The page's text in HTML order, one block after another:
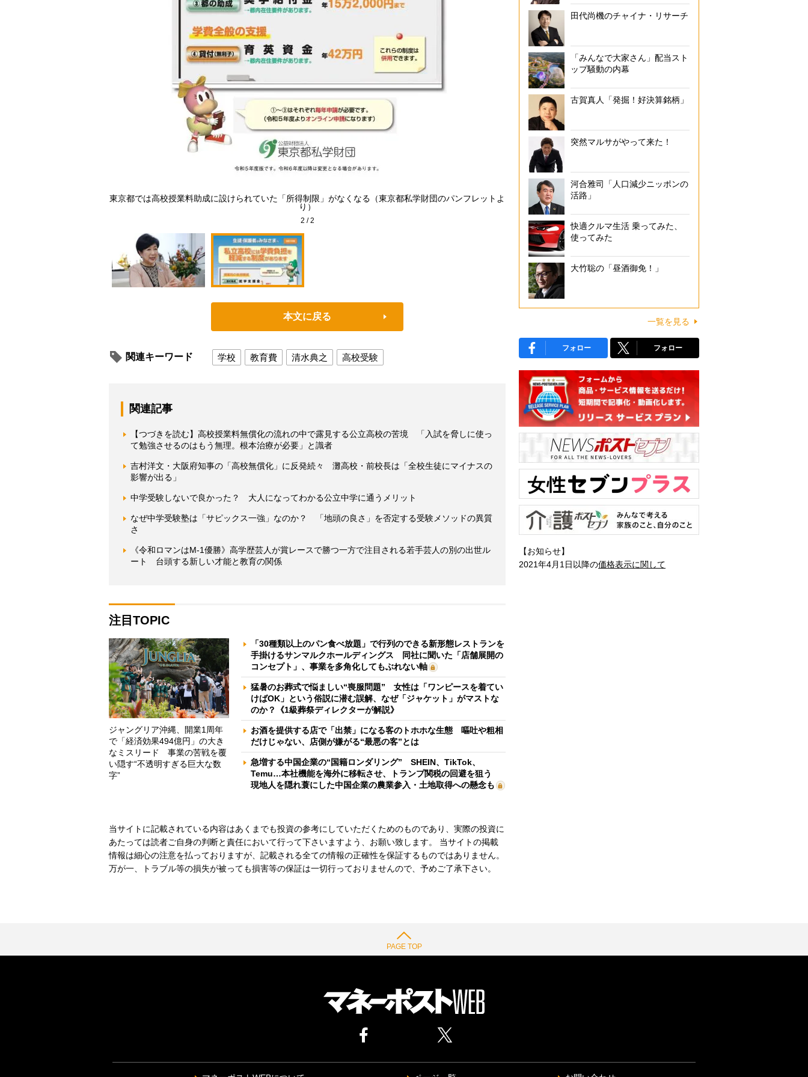
東京都では高校授業料助成に設けられていた「所得制限」がなくなる（東京都私学財団のパンフレットよ
り）
2 /2
本文に戻る
関連キーワード 学校 教育費 清水典之 高校受験
関連記事
【つづきを読む】高校授業料無償化の流れの中で露見する公立高校の苦境 「入試を脅しに使っ
て勉強させるのはもう無理。根本治療が必要」と識者
吉村洋文・大阪府知事の「高校無償化」に反発続々 灘高校・前校長は「全校生徒にマイナスの
影響が出る」
中学受験しないで良かった？ 大人になってわかる公立中学に通うメリット
なぜ中学受験塾は「サピックス一強」なのか？ 「地頭の良さ」を否定する受験メソッドの異質
さ
《令和ロマンはM-1優勝》高学歴芸人が賞レースで勝つ一方で注目される若手芸人の別の出世ル
ート 台頭する新しい才能と教育の関係
注目TOPIC
ジャングリア沖縄、開業1周年
で「経済効果494億円」の大き
なミスリード 事業の苦戦を覆
い隠す“不透明すぎる巨大な数
字”
「30種類以上のパン食べ放題」で行列のできる新形態レストランを
手掛けるサンマルクホールディングス 同社に聞いた「店舗展開の
コンセプト」、事業を多角化してもぶれない軸
猛暑のお葬式で悩ましい“喪服問題” 女性は「ワンピースを着てい
けばOK」という俗説に潜む誤解、なぜ「ジャケット」がマストな
のか？《1級葬祭ディレクターが解説》
お酒を提供する店で「出禁」になる客のトホホな生態 嘔吐や粗相
だけじゃない、店側が嫌がる“最悪の客”とは
急増する中国企業の“国籍ロンダリング” SHEIN、TikTok、
Temu…本社機能を海外に移転させ、トランプ関税の回避を狙う
現地人を隠れ蓑にした中国企業の農業参入・土地取得への懸念も
当サイトに記載されている内容はあくまでも投資の参考にしていただくためのものであり、実際の投資に
あたっては読者ご自身の判断と責任において行って下さいますよう、お願い致します。 当サイトの掲載
情報は細心の注意を払っておりますが、記載される全ての情報の正確性を保証するものではありません。
万が一、トラブル等の損失が被っても損害等の保証は一切行っておりませんので、予めご了承下さい。
田代尚機のチャイナ・リサーチ
「みんなで大家さん」配当スト
ップ騒動の内幕
古賀真人「発掘！好決算銘柄」
突然マルサがやって来た！
河合雅司「人口減少ニッポンの
活路」
快適クルマ生活 乗ってみた、
使ってみた
大竹聡の「昼酒御免！」
一覧を見る
フォロー フォロー
【お知らせ】
2021年4月1日以降の価格表示に関して
PAGE TOP